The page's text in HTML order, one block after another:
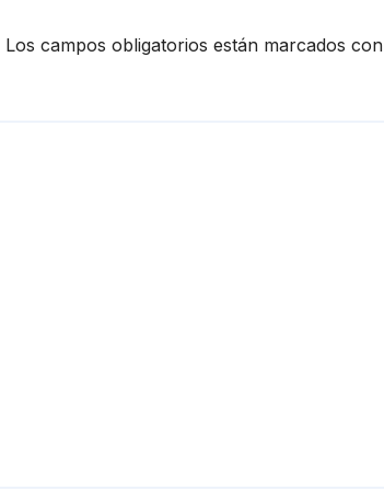
Los campos obligatorios están marcados con